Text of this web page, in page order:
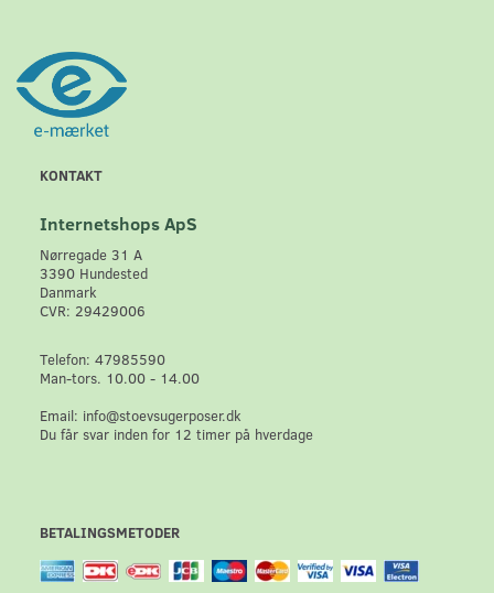
KONTAKT
Internetshops ApS
Nørregade 31 A
3390 Hundested
Danmark
CVR: 29429006
Telefon: 47985590
Man-tors. 10.00 - 14.00
Email: info@stoevsugerposer.dk
Du får svar inden for 12 timer på hverdage
BETALINGSMETODER